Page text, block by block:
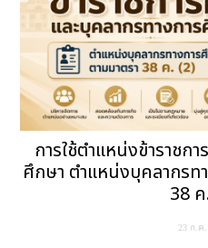
การใช้ตำแหน่งข้าราชก
ศึกษา ตำแหน่งบุคลากรท
38
23 ก.ค.